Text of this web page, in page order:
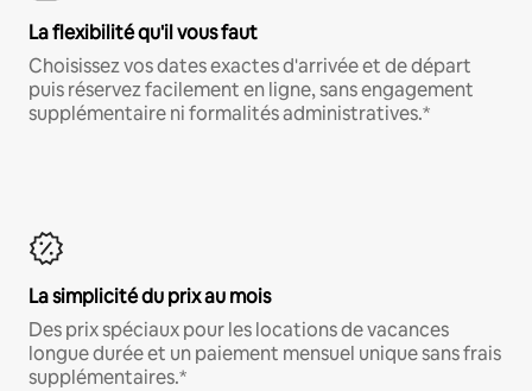
La flexibilité qu'il vous faut
Choisissez vos dates exactes d'arrivée et de départ
puis réservez facilement en ligne, sans engagement
supplémentaire ni formalités administratives.*
La simplicité du prix au mois
Des prix spéciaux pour les locations de vacances
longue durée et un paiement mensuel unique sans frais
supplémentaires.*